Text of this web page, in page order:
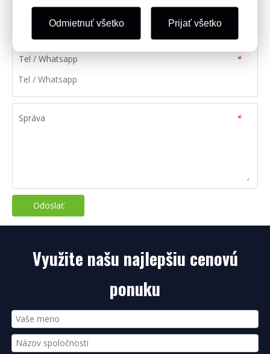
*
Tel / Whatsapp
*
Správa
Odoslať
Využite našu najlepšiu cenovú
ponuku
Odmietnuť všetko Prijať všetko